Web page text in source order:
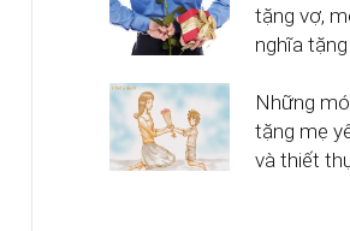
tặng vợ,
nghĩa
Những
tặng mẹ
và thiết